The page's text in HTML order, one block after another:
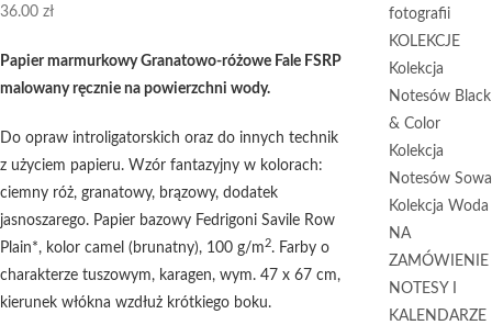
36.00 zł
Papier marmurkowy Granatowo-różowe Fale FSRP
malowany ręcznie na powierzchni wody.
Do opraw introligatorskich oraz do innych technik
z użyciem papieru. Wzór fantazyjny w kolorach:
ciemny róż, granatowy, brązowy, dodatek
jasnoszarego. Papier bazowy Fedrigoni Savile Row
Plain*, kolor camel (brunatny), 100 g/m 2. Farby o
charakterze tuszowym, karagen, wym. 47 x 67 cm,
kierunek włókna wzdłuż krótkiego boku.
fotografii
KOLEKCJE
Kolekcja
Notesów Black
& Color
Kolekcja
Notesów Sowa
Kolekcja Woda
NA
ZAMÓWIENIE
NOTESY I
KALENDARZE